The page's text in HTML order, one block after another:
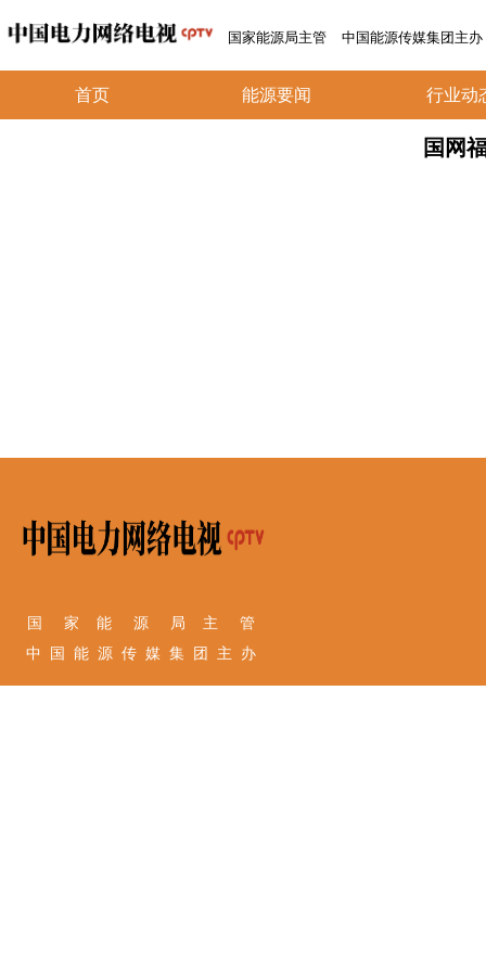
国家能源局主管 中国能源传媒集团主办
首页 能源要闻 行业动
国网
国 家 能 源 局 主 管
中 国 能 源 传 媒 集 团 主 办